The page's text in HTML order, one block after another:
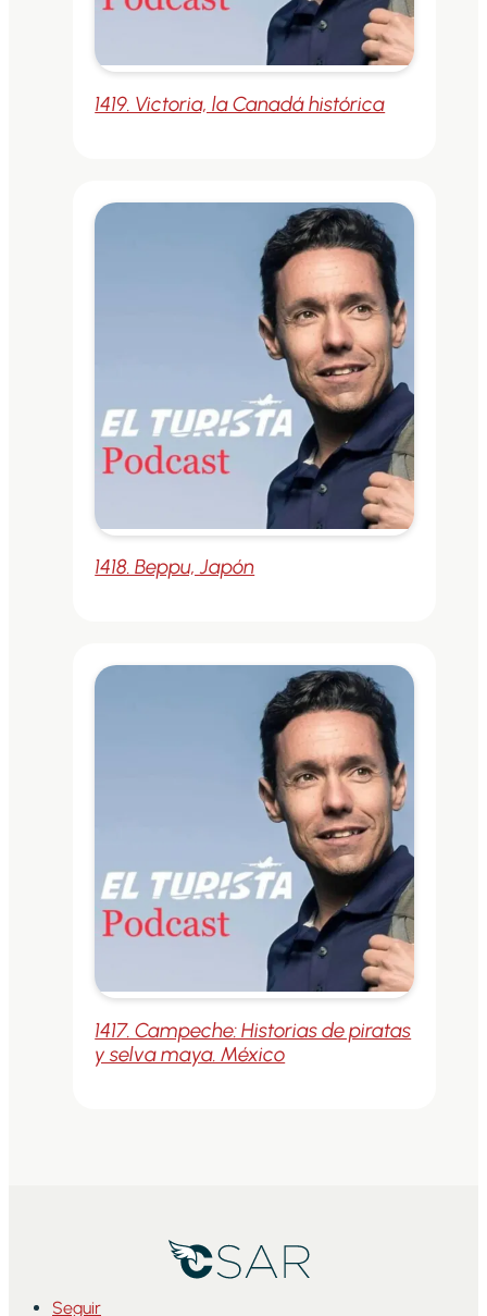
1419. Victoria, la Canadá histórica
1418. Beppu, Japón
1417. Campeche: Historias de piratas
y selva maya. México
Seguir